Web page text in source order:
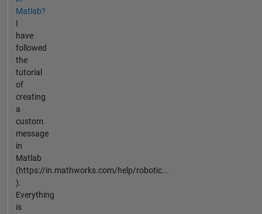
Matlab?
I
have
followed
the
tutorial
of
creating
a
custom
message
in
Matlab
(https://in.mathworks.com/help/robotic...
).
Everything
is